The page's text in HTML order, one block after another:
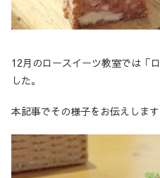
12月のロースイーツ教室では「
した。
本記事でその様子をお伝えします